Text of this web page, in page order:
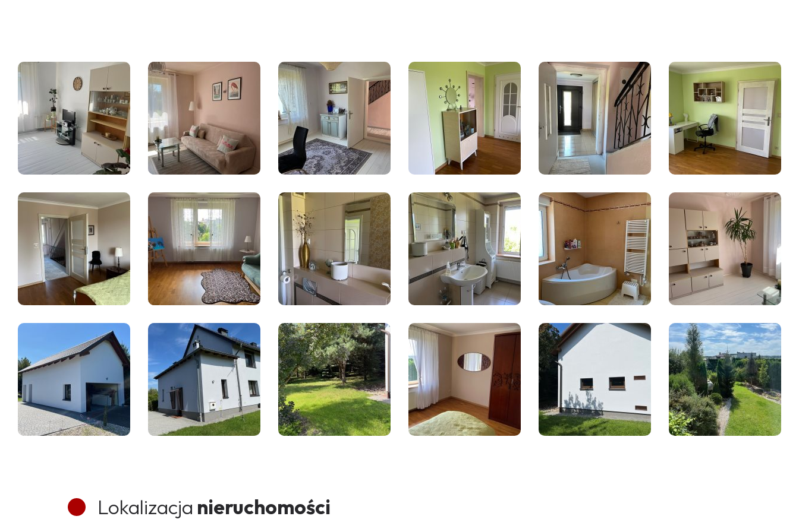
Lokalizacja nieruchomości